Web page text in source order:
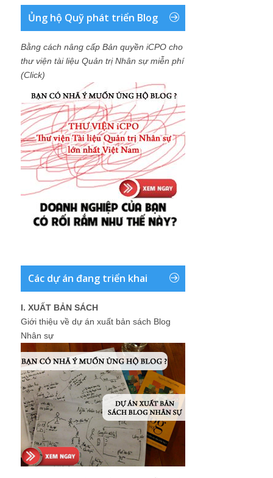
Ủng hộ Quỹ phát triển Blog
Bằng cách nâng cấp Bản quyền iCPO cho
thư viện tài liệu Quản trị Nhân sự miễn phí
(Click)
Các dự án đang triển khai
I. XUẤT BẢN SÁCH
Giới thiệu về dự án xuất bản sách Blog
Nhân sự